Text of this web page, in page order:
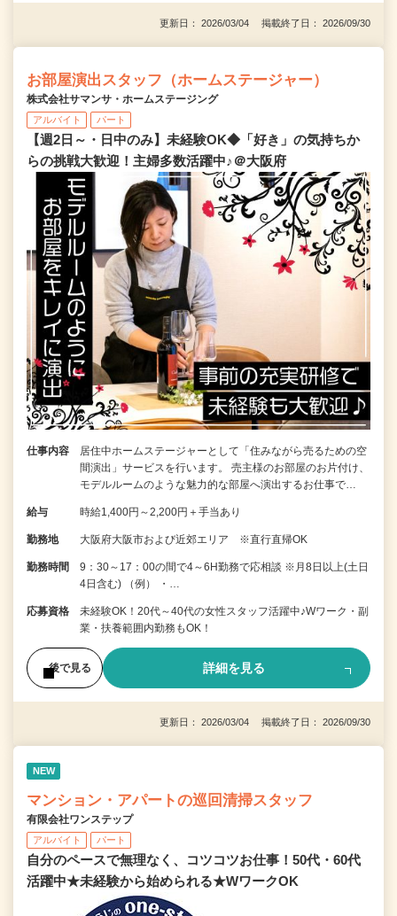
更新日： 2026/03/04 掲載終了日： 2026/09/30
お部屋演出スタッフ（ホームステージャー）
株式会社サマンサ・ホームステージング
アルバイト パート
【週2日～・日中のみ】未経験OK◆「好き」の気持ちか
らの挑戦大歓迎！主婦多数活躍中♪＠大阪府
仕事内容
居住中ホームステージャーとして「住みながら売るための空
間演出」サービスを行います。 売主様のお部屋のお片付け、
モデルルームのような魅力的な部屋へ演出するお仕事で…
給与 時給1,400円～2,200円＋手当あり
勤務地 大阪府大阪市および近郊エリア ※直行直帰OK
勤務時間
9：30～17：00の間で4～6H勤務で応相談 ※月8日以上(土日
4日含む) （例） ・…
応募資格
未経験OK！20代～40代の女性スタッフ活躍中♪Wワーク・副
業・扶養範囲内勤務もOK！
後で見る 詳細を見る
更新日： 2026/03/04 掲載終了日： 2026/09/30
NEW
マンション・アパートの巡回清掃スタッフ
有限会社ワンステップ
アルバイト パート
自分のペースで無理なく、コツコツお仕事！50代・60代
活躍中★未経験から始められる★WワークOK